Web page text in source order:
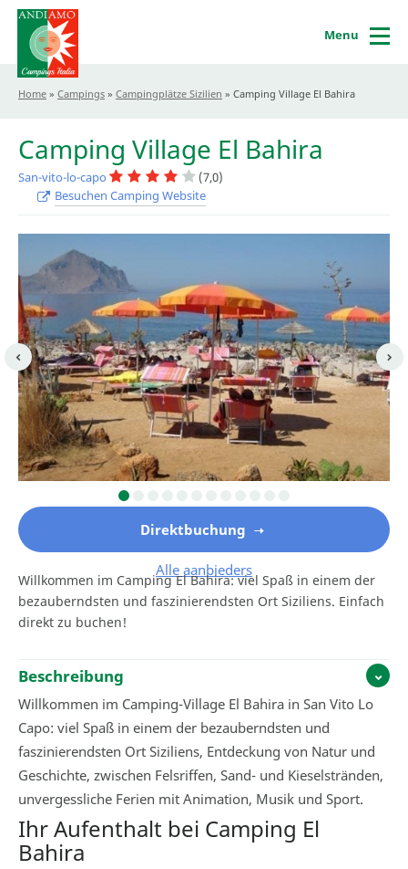
Menu
Home » Campings » Campingplätze Sizilien » Camping Village El Bahira
Camping Village El Bahira
San-vito-lo-capo
(7,0)
Besuchen Camping Website
Direktbuchung
Alle aanbieders
Willkommen im Camping El Bahira: viel Spaß in einem der
bezauberndsten und faszinierendsten Ort Siziliens. Einfach
direkt zu buchen!
Beschreibung
Willkommen im Camping-Village El Bahira in San Vito Lo
Capo: viel Spaß in einem der bezauberndsten und
faszinierendsten Ort Siziliens, Entdeckung von Natur und
Geschichte, zwischen Felsriffen, Sand- und Kieselstränden,
unvergessliche Ferien mit Animation, Musik und Sport.
Ihr Aufenthalt bei Camping El
Bahira